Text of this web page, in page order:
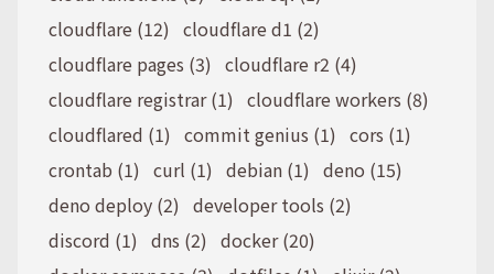
cloudflare (12) cloudflare d1 (2)
cloudflare pages (3) cloudflare r2 (4)
cloudflare registrar (1) cloudflare workers (8)
cloudflared (1) commit genius (1) cors (1)
crontab (1) curl (1) debian (1) deno (15)
deno deploy (2) developer tools (2)
discord (1) dns (2) docker (20)